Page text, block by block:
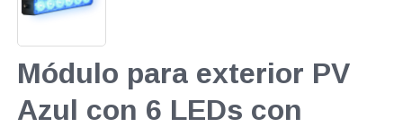
Módulo para exterior PV
Azul con 6 LEDs con